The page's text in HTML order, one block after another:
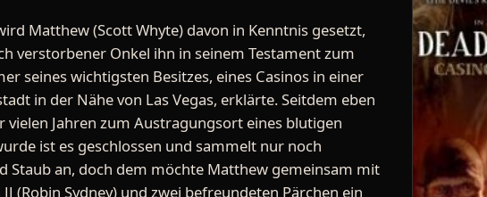
Matthew (Scott Whyte) davon in Kenntnis gesetzt,
verstorbener Onkel ihn in seinem Testament zum
seines wichtigsten Besitzes, eines Casinos in einer
in der Nähe von Las Vegas, erklärte. Seitdem eben
vielen Jahren zum Austragungsort eines blutigen
ist es geschlossen und sammelt nur noch
Staub an, doch dem möchte Matthew gemeinsam mit
(Robin Sydney) und zwei befreundeten Pärchen ein